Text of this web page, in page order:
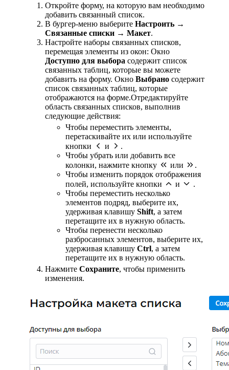
Откройте форму, на которую вам необходимо
добавить связанный список.
В бургер-меню выберите Настроить →
Связанные списки → Макет.
Настройте наборы связанных списков,
перемещая элементы из окон: Окно
Доступно для выбора содержит список
связанных таблиц, которые вы можете
добавить на форму. Окно Выбрано содержит
список связанных таблиц, которые
отображаются на форме.Отредактируйте
область связанных списков, выполнив
следующие действия:
Чтобы переместить элементы,
перетаскивайте их или используйте
кнопки
и
.
Чтобы убрать или добавить все
колонки, нажмите кнопку
или
.
Чтобы изменить порядок отображения
полей, используйте кнопки
и
.
Чтобы переместить несколько
элементов подряд, выберите их,
удерживая клавишу Shift, а затем
перетащите их в нужную область.
Чтобы перенести несколько
разбросанных элементов, выберите их,
удерживая клавишу Ctrl, а затем
перетащите их в нужную область.
Нажмите Сохраните, чтобы применить
изменения.